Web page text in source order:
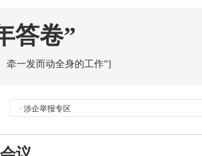
答卷”
牵一发而动全身的工作”]